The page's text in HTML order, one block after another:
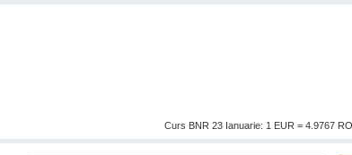
Curs BNR 23 Ianuarie: 1 EUR = 4.9767